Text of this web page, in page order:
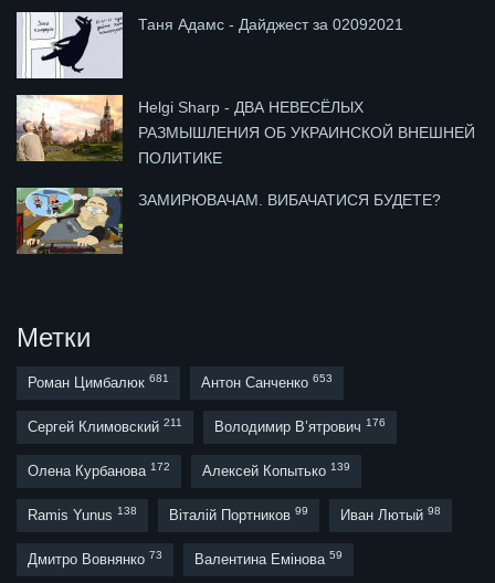
Таня Адамс - Дайджест за 02092021
Helgi Sharp - ДВА НЕВЕСЁЛЫХ
РАЗМЫШЛЕНИЯ ОБ УКРАИНСКОЙ ВНЕШНЕЙ
ПОЛИТИКЕ
ЗАМИРЮВАЧАМ. ВИБАЧАТИСЯ БУДЕТЕ?
Метки
Роман Цимбалюк 681 Антон Санченко 653
Сергей Климовский 211 Володимир В’ятрович 176
Олена Курбанова 172 Алексей Копытько 139
Ramis Yunus 138 Віталій Портников 99 Иван Лютый 98
Дмитро Вовнянко 73 Валентина Емінова 59